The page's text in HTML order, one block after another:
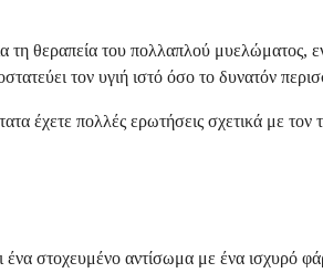
θεραπεία του πολλαπλού μυελώματος,
τον υγιή ιστό όσο το δυνατόν
πολλές ερωτήσεις σχετικά με τον
στοχευμένο αντίσωμα με ένα ισχυρό